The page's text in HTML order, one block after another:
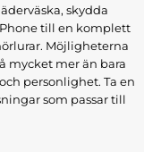
skydda
till en komplett
Möjligheterna
mycket mer än bara
personlighet. Ta en
som passar till